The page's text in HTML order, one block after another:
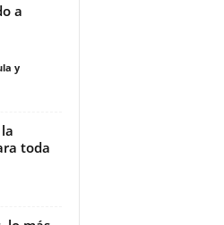
a
y
toda